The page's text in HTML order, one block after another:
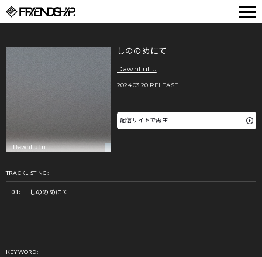
しののめにて
DawnLuLu
2024.03.20 RELEASE
配信サイトで再生
TRACKLISTING:
しののめにて
KEYWORD: